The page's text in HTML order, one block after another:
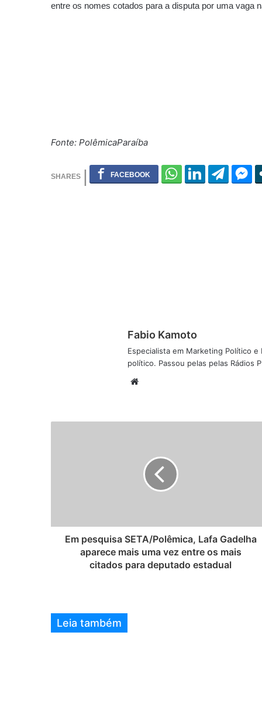
entre os nomes cotados para a disputa por uma vaga
Fonte: PolêmicaParaíba
Fabio Kamoto
Especialista em Marketing Político
político. Passou pelas pelas Rádios
s
Em pesquisa SETA/Polêmica, Lafa Gadelha
aparece mais uma vez entre os mais
citados para deputado estadual
Leia também